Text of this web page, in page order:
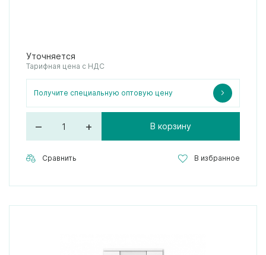
Уточняется
Тарифная цена с НДС
Получите специальную оптовую цену
– + В корзину
Сравнить В избранное